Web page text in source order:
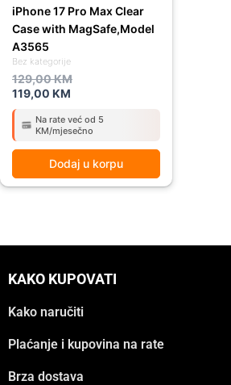
Bez kategorije
iPhone 17 Pro Max Clear
Case with MagSafe,Model
A3565
129,00KM
119,00 KM
Na rate već od 5
KM/mjesečno
Dodaj u korpu
KAKO KUPOVATI
Kako naručiti
Plaćanje i kupovina na rate
Brza dostava